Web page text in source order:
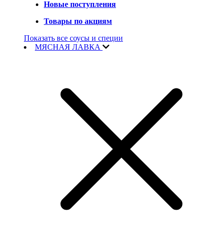
Новые поступления
Товары по акциям
Показать все соусы и специи
МЯСНАЯ ЛАВКА